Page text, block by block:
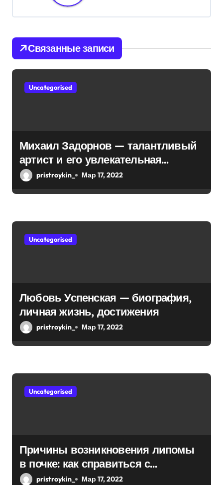
а
и
я
п
и
Связанные записи
Uncategorised
Михаил Задорнов — талантливый
артист и его увлекательная
биография — выдающиеся
pristroykin_ Мар 17, 2022
Uncategorised
Любовь Успенская — биография,
личная жизнь, достижения
pristroykin_ Мар 17, 2022
Uncategorised
Причины возникновения липомы
в почке: как справиться с
болезнью
pristroykin_ Мар 17, 2022